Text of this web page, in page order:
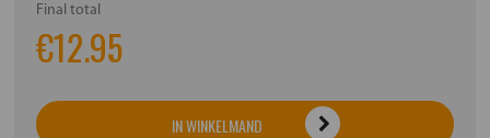
Final total
€12.95
IN WINKELMAND